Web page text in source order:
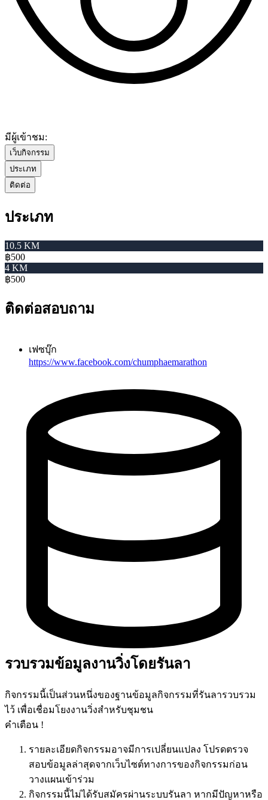
มีผู้เข้าชม:
เว็บกิจกรรม
ประเภท
ติดต่อ
ประเภท
10.5 KM
฿500
4 KM
฿500
ติดต่อสอบถาม
เฟซบุ๊ก
https://www.facebook.com/chumphaemarathon
รวบรวมข้อมูลงานวิ่งโดยรันลา
กิจกรรมนี้เป็นส่วนหนึ่งของฐานข้อมูลกิจกรรมที่รันลารวบรวม
ไว้ เพื่อเชื่อมโยงงานวิ่งสำหรับชุมชน
คำเตือน !
รายละเอียดกิจกรรมอาจมีการเปลี่ยนแปลง โปรดตรวจ
สอบข้อมูลล่าสุดจากเว็บไซต์ทางการของกิจกรรมก่อน
วางแผนเข้าร่วม
กิจกรรมนี้ไม่ได้รับสมัครผ่านระบบรันลา หากมีปัญหาหรือ